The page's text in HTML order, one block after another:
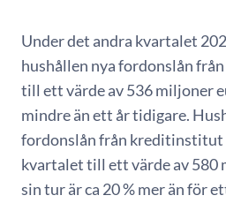
Under det andra kvartalet
hushållen nya fordonslån
till ett värde av 536 miljoner
mindre än ett år tidigare.
fordonslån från kreditinstitut
kvartalet till ett värde av 580
sin tur är ca 20 % mer än för